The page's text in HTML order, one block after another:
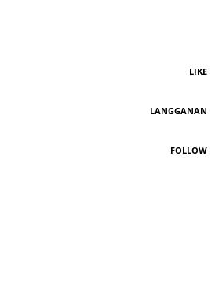
LIKE
LANGGANAN
FOLLOW